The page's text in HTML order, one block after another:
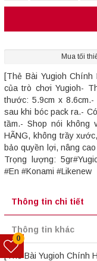
Mua tối
[Thẻ Bài Yugioh Chính
của trò chơi Yugioh-
thước: 5.9cm x
sau khi bóc pack ra.-
tầm.- Shop nói không
HÃNG, không trầy
bảo quyền lợi, nâng
Trọng lượng:
#En #Konami #Likenew
Thông tin chi tiết
Thông tin khác
[Thẻ Bài Yugioh Chính
0